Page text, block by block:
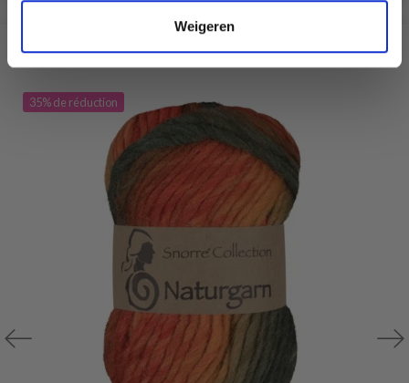
Weigeren
D'AUTRES ONT ÉGALEMENT
35% de réduction